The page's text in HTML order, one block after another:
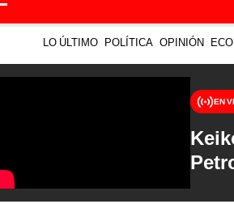
LO ÚLTIMO POLÍTICA OPINIÓN
EN